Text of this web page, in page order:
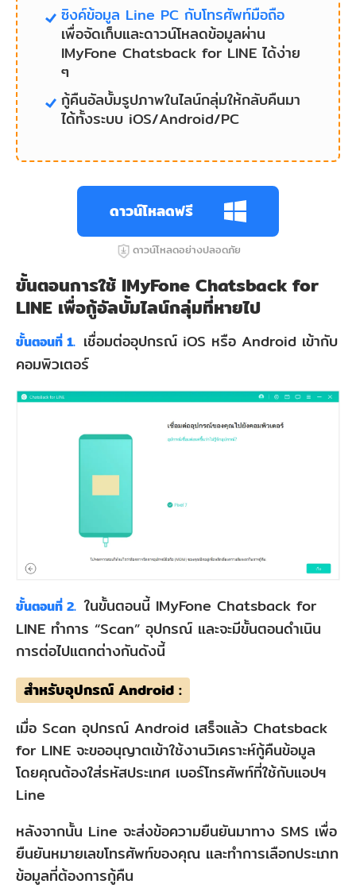
ซิงค์ข้อมูล Line PC กับโทรศัพท์มือถือ
เพื่อจัดเก็บและดาวน์โหลดข้อมูลผ่าน
IMyFone Chatsback for LINE ได้ง่าย
ๆ
กู้คืนอัลบั้มรูปภาพในไลน์กลุ่มให้กลับคืนมา
ได้ทั้งระบบ iOS/Android/PC
ดาวน์โหลดฟรี
ดาวน์โหลดอย่างปลอดภัย
ขั้นตอนการใช้ IMyFone Chatsback for
LINE เพื่อกู้อัลบั้มไลน์กลุ่มที่หายไป
ขั้นตอนที่ 1. เชื่อมต่ออุปกรณ์ iOS หรือ Android เข้ากับ
คอมพิวเตอร์
ขั้นตอนที่ 2. ในขั้นตอนนี้ IMyFone Chatsback for
LINE ทำการ “Scan” อุปกรณ์ และจะมีขั้นตอนดำเนิน
การต่อไปแตกต่างกันดังนี้
สำหรับอุปกรณ์ Android :
เมื่อ Scan อุปกรณ์ Android เสร็จแล้ว Chatsback
for LINE จะขออนุญาตเข้าใช้งานวิเคราะห์กู้คืนข้อมูล
โดยคุณต้องใส่รหัสประเทศ เบอร์โทรศัพท์ที่ใช้กับแอปฯ
Line
หลังจากนั้น Line จะส่งข้อความยืนยันมาทาง SMS เพื่อ
ยืนยันหมายเลขโทรศัพท์ของคุณ และทำการเลือกประเภท
ข้อมูลที่ต้องการกู้คืน